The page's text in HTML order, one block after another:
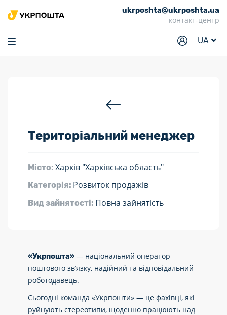
ukrposhta@ukrposhta.ua
контакт-центр
UA
Головна
Маркет
Відділення
Для бізнесу
Територіальний менеджер
Місто: Харків "Харківська область"
Категорія: Розвиток продажів
Вид зайнятості: Повна зайнятість
«Укрпошта»— національний оператор
поштового зв’язку, надійний та відповідальний
роботодавець.
Сьогодні команда «Укрпошти» — це фахівці, які
руйнують стереотипи, щоденно працюють над